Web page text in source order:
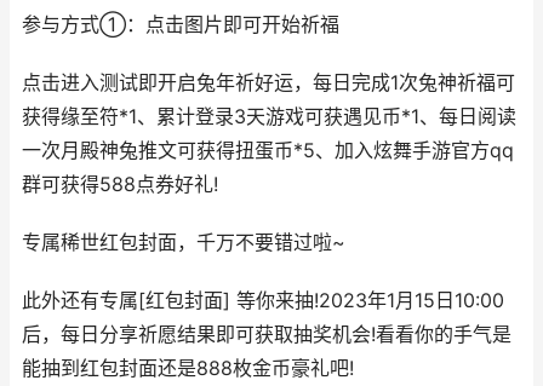
参与方式①：点击图片即可开始祈福
点击进入测试即开启兔年祈好运，每日完成1次兔神祈福可
获得缘至符*1、累计登录3天游戏可获遇见币*1、每日阅读
一次月殿神兔推文可获得扭蛋币*5、加入炫舞手游官方qq
群可获得588点券好礼!
专属稀世红包封面，千万不要错过啦~
此外还有专属[红包封面] 等你来抽!2023年1月15日10:00
后，每日分享祈愿结果即可获取抽奖机会!看看你的手气是
能抽到红包封面还是888枚金币豪礼吧!